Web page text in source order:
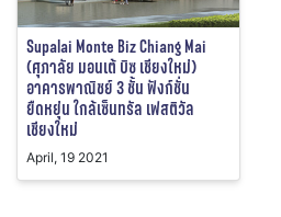
Supalai Monte Biz Chiang Mai
(ศุภาลัย มอนเต้ บิซ เชียงใหม่)
อาคารพาณิชย์ 3 ชั้น ฟังก์ชั่น
ยืดหยุ่น ใกล้เซ็นทรัล เฟสติวัล
เชียงใหม่
April, 19 2021